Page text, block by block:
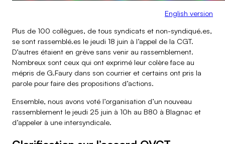
English version
Plus de 100 collègues, de tous syndicats et non-syndiqué.es,
se sont rassemblé.es le jeudi 18 juin à l’appel de la CGT.
D’autres étaient en grève sans venir au rassemblement.
Nombreux sont ceux qui ont exprimé leur colère face au
mépris de G.Faury dans son courrier et certains ont pris la
parole pour faire des propositions d’actions.
Ensemble, nous avons voté l’organisation d’un nouveau
rassemblement le jeudi 25 juin à 10h au B80 à Blagnac et
d’appeler à une intersyndicale.